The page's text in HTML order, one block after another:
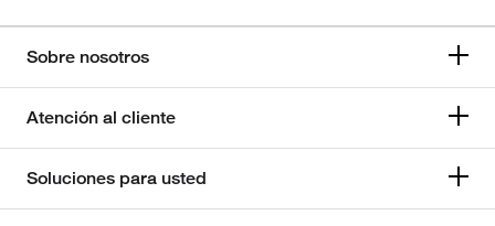
Sobre nosotros
Atención al cliente
Soluciones para usted